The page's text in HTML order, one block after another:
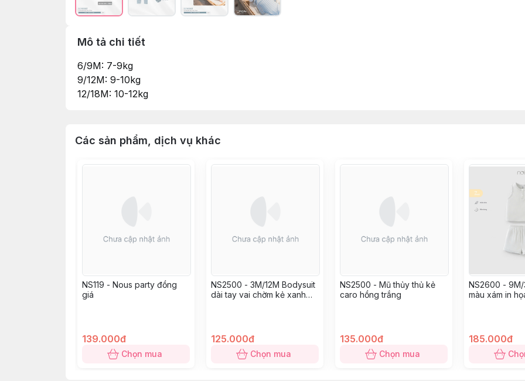
Mô tả chi tiết
6/9M: 7-9kg
9/12M: 9-10kg
12/18M: 10-12kg
Các sản phẩm, dịch vụ khác
NS119 - Nous party đồng
giá
139.000đ
Chọn mua
NS2500 - 3M/12M Bodysuit
dài tay vai chờm kẻ xanh
125.000đ
Chọn mua
NS2500 - Mũ thủy thủ kẻ
caro hồng trắng
135.000đ
Chọn mua
NS2600 - 9M/
màu xám in
185.000đ